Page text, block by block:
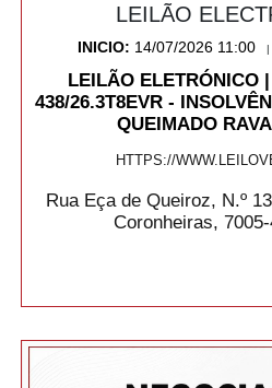
LEILÃO
INICIO: 14/07/2026 11:00
LEILÃO ELETRÓNICO
438/26.3T8EVR -
QUEIMADO
HTTPS://
Rua Eça de Queiroz, N.º
Coronheiras,